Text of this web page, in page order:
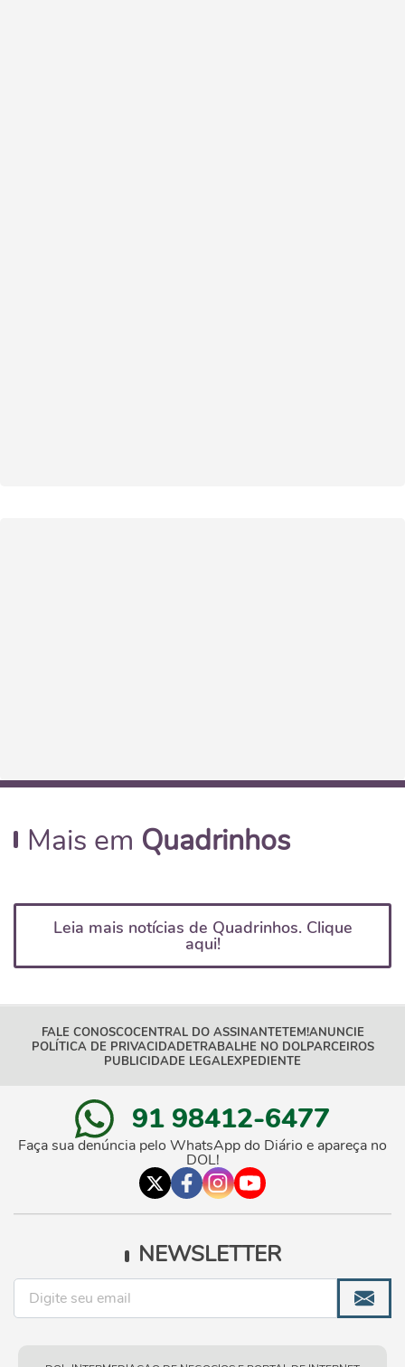
Mais em Quadrinhos
Leia mais notícias de Quadrinhos. Clique
aqui!
FALE CONOSCOCENTRAL DO ASSINANTETEM!ANUNCIE
POLÍTICA DE PRIVACIDADETRABALHE NO DOLPARCEIROS
PUBLICIDADE LEGALEXPEDIENTE
91 98412-6477
Faça sua denúncia pelo WhatsApp do Diário e apareça no
DOL!
NEWSLETTER